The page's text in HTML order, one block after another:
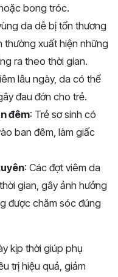
bong tróc.
da dễ bị tổn thương
thường xuất hiện những
ra theo thời gian.
lâu ngày, da có thể
đau đớn cho trẻ.
đêm: Trẻ sơ sinh có
ban đêm, làm giấc
: Các đợt viêm da
gian, gây ảnh hưởng
được chăm sóc đúng
kịp thời giúp phụ
trị hiệu quả, giảm